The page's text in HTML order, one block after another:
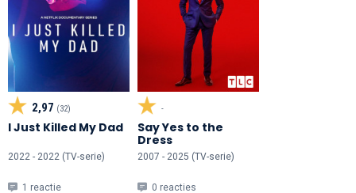
2,97 (32)
I Just Killed My Dad
2022 - 2022 (TV-serie)
1 reactie
-
Say Yes to the
Dress
2007 - 2025 (TV-serie)
0 reacties